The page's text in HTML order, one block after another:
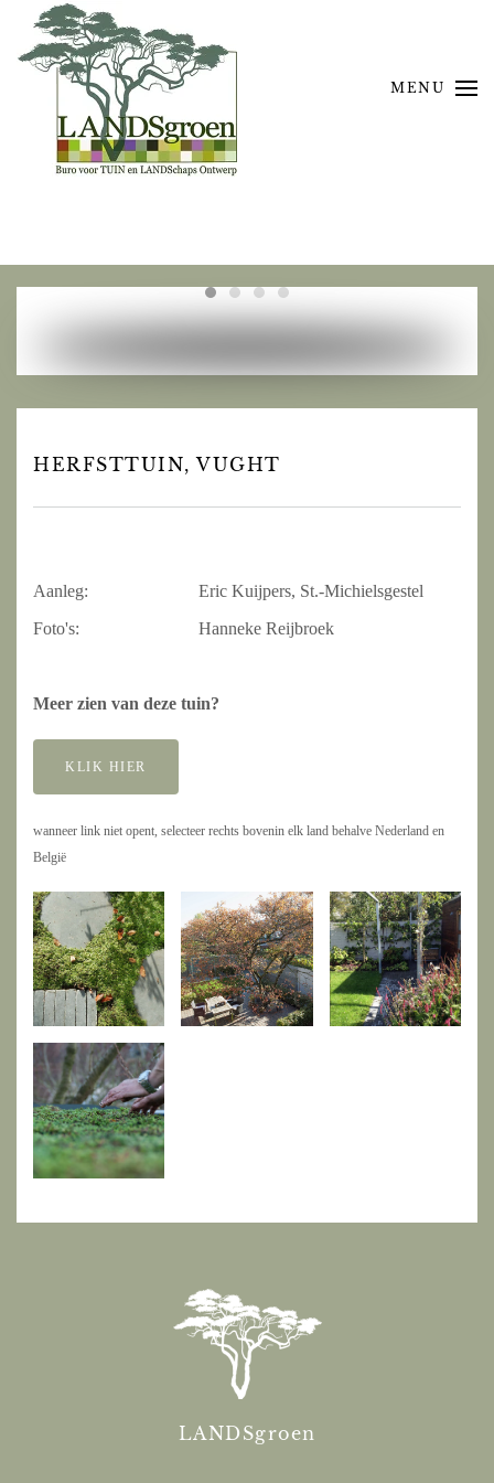
Skip to main content
MENU
HERFSTTUIN, VUGHT
Aanleg:
Eric Kuijpers, St.-Michielsgestel
Foto's:
Hanneke Reijbroek
Meer zien van deze tuin?
KLIK HIER
wanneer link niet opent, selecteer rechts bovenin elk land behalve Nederland en
België
LANDSgroen